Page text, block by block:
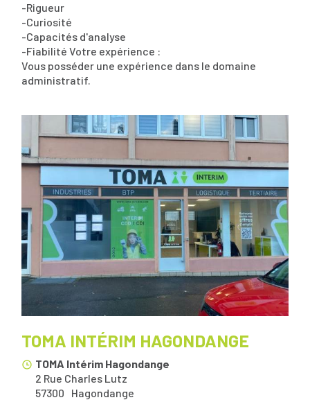
-Rigueur
-Curiosité
-Capacités d'analyse
-Fiabilité Votre expérience :
Vous posséder une expérience dans le domaine
administratif.
TOMA INTÉRIM HAGONDANGE
TOMA Intérim Hagondange
2 Rue Charles Lutz
Hagondange
57300